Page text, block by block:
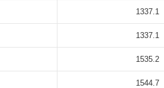
1337.1
1337.1
1535.2
1544.7